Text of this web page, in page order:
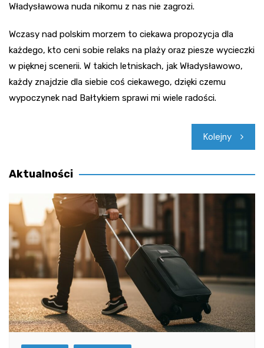
Władysławowa nuda nikomu z nas nie zagrozi.
Wczasy nad polskim morzem to ciekawa propozycja dla
każdego, kto ceni sobie relaks na plaży oraz piesze wycieczki
w pięknej scenerii. W takich letniskach, jak Władysławowo,
każdy znajdzie dla siebie coś ciekawego, dzięki czemu
wypoczynek nad Bałtykiem sprawi mi wiele radości.
Kolejny
Aktualności